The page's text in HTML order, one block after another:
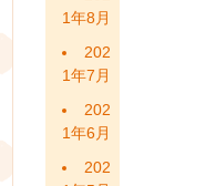
1年8月
202
1年7月
202
1年6月
202